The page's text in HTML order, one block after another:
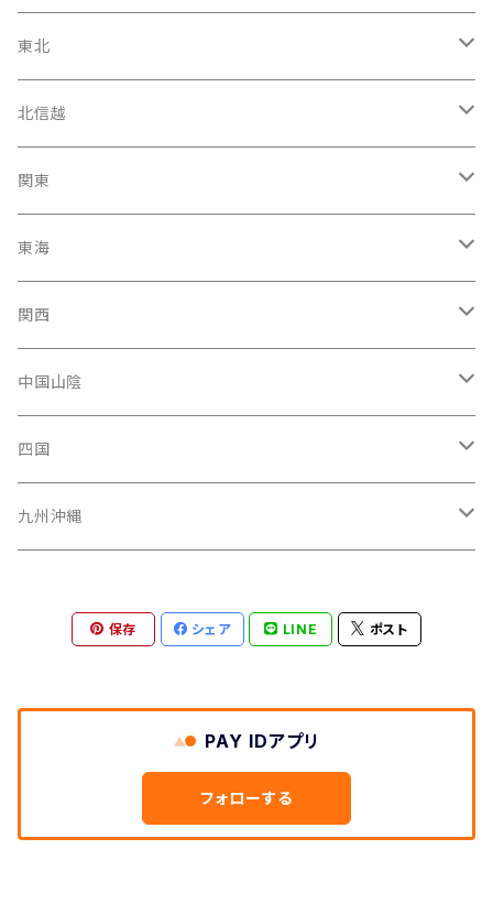
東北
宮城県
岩手県
福島県
青森県
秋田県
山形県
北信越
石川県
富山駅
新潟県
長野県
福井県
関東
東京都
神奈川県
千葉県
埼玉県
茨城県
栃木県
東海
愛知県
静岡県
三重県
岐阜県
関西
大阪府
京都府
兵庫県
和歌山県
滋賀県
中国山陰
広島県
岡山県
島根県
四国
高知県
徳島県
九州沖縄
沖縄県
保存 シェア LINE ポスト
PAY IDアプリ
フォローする